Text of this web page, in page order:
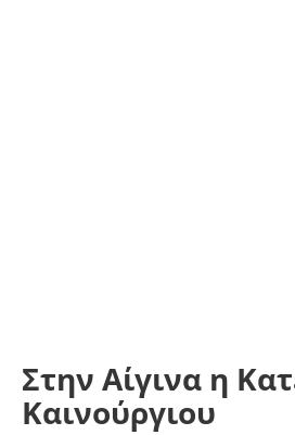
Στην Αίγινα η
Καινούργιου